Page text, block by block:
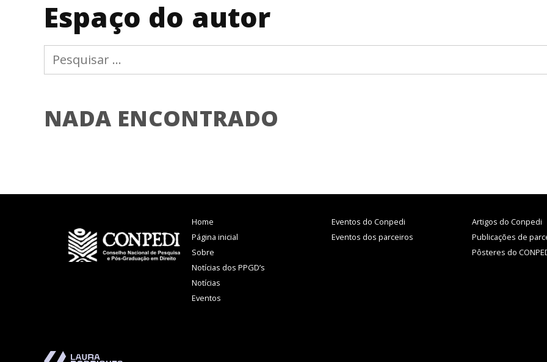
Espaço do autor
Procurar
por:
NADA ENCONTRADO
Home
Página inicial
Sobre
Notícias dos PPGD’s
Notícias
Eventos
Eventos do Conpedi
Eventos dos parceiros
Artigos do Conpedi
Publicações de
Pôsteres do